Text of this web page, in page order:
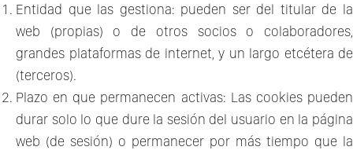
Entidad que las gestiona: pueden ser del titular de la
web (propias) o de otros socios o colaboradores,
grandes plataformas de internet, y un largo etcétera de
(terceros).
Plazo en que permanecen activas: Las cookies pueden
durar solo lo que dure la sesión del usuario en la página
web (de sesión) o permanecer por más tiempo que la